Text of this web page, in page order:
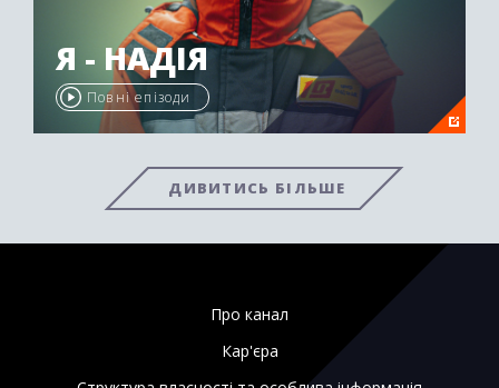
Я - НАДІЯ
Повні епізоди
ДИВИТИСЬ БІЛЬШЕ
Про канал
Кар'єра